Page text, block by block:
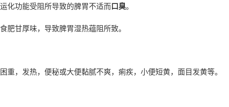
化功能受阻所导致的脾胃不适而口臭。
肥甘厚味，导致脾胃湿热蕴阻所致。
重，发热，便秘或大便黏腻不爽，痢疾，小便短黄，面目发黄等。